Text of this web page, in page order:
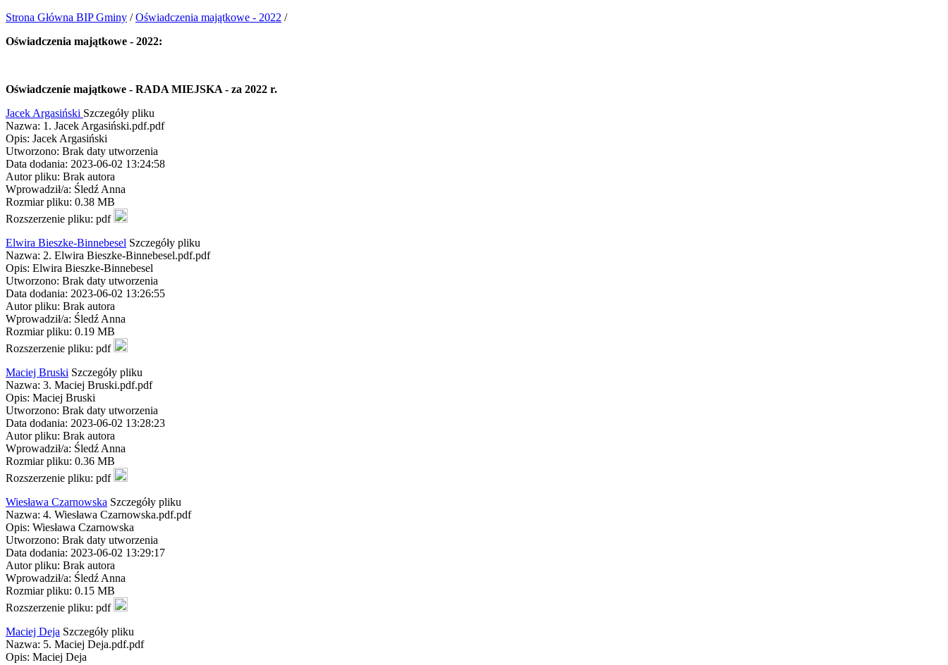
Strona Główna BIP Gminy /Oświadczenia majątkowe - 2022 /
Oświadczenia majątkowe - 2022:
Oświadczenie majątkowe - RADA MIEJSKA - za 2022 r.
Jacek Argasiński Szczegóły pliku
Nazwa: 1. Jacek Argasiński.pdf.pdf
Opis: Jacek Argasiński
Utworzono: Brak daty utworzenia
Data dodania: 2023-06-02 13:24:58
Autor pliku: Brak autora
Wprowadził/a: Śledź Anna
Rozmiar pliku: 0.38 MB
Rozszerzenie pliku: pdf
Elwira Bieszke-Binnebesel Szczegóły pliku
Nazwa: 2. Elwira Bieszke-Binnebesel.pdf.pdf
Opis: Elwira Bieszke-Binnebesel
Utworzono: Brak daty utworzenia
Data dodania: 2023-06-02 13:26:55
Autor pliku: Brak autora
Wprowadził/a: Śledź Anna
Rozmiar pliku: 0.19 MB
Rozszerzenie pliku: pdf
Maciej Bruski Szczegóły pliku
Nazwa: 3. Maciej Bruski.pdf.pdf
Opis: Maciej Bruski
Utworzono: Brak daty utworzenia
Data dodania: 2023-06-02 13:28:23
Autor pliku: Brak autora
Wprowadził/a: Śledź Anna
Rozmiar pliku: 0.36 MB
Rozszerzenie pliku: pdf
Wiesława Czarnowska Szczegóły pliku
Nazwa: 4. Wiesława Czarnowska.pdf.pdf
Opis: Wiesława Czarnowska
Utworzono: Brak daty utworzenia
Data dodania: 2023-06-02 13:29:17
Autor pliku: Brak autora
Wprowadził/a: Śledź Anna
Rozmiar pliku: 0.15 MB
Rozszerzenie pliku: pdf
Maciej Deja Szczegóły pliku
Nazwa: 5. Maciej Deja.pdf.pdf
Opis: Maciej Deja